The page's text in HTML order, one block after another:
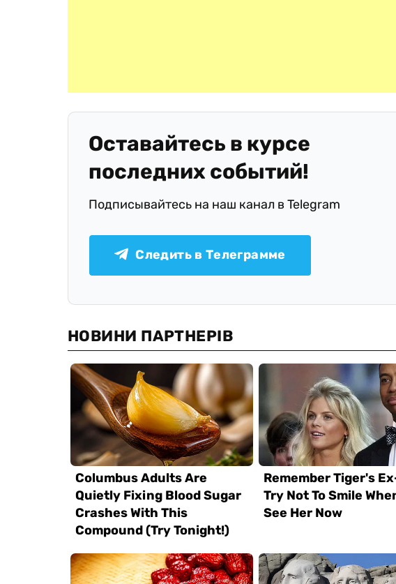
Оставайтесь в курсе
последних событий!
Подписывайтесь на наш канал в Telegram
Следить в Телеграмме